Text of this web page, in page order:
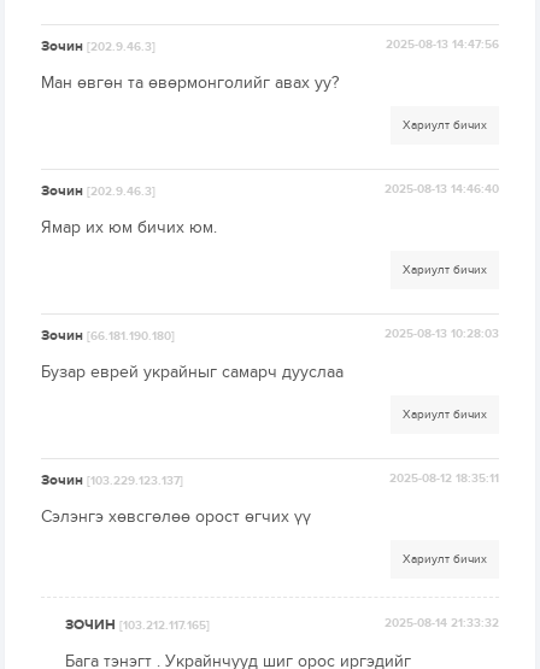
Зочин[202.9.46.3] 2025-08-13 14:47:56
Ман өвгөн та өвөрмонголийг авах уу?
Хариулт бичих
Зочин[202.9.46.3] 2025-08-13 14:46:40
Ямар их юм бичих юм.
Хариулт бичих
Зочин[66.181.190.180] 2025-08-13 10:28:03
Бузар еврей украйныг самарч дууслаа
Хариулт бичих
Зочин[103.229.123.137] 2025-08-12 18:35:11
Сэлэнгэ хөвсгөлөө орост өгчих үү
Хариулт бичих
ЗОЧИН[103.212.117.165] 2025-08-14 21:33:32
Бага тэнэгт . Украйнчууд шиг орос иргэдийг